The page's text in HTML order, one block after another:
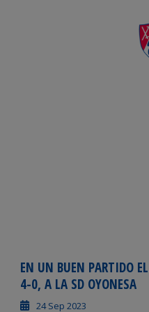
EN UN BUEN PARTIDO
4-0, A LA SD OYONESA
24 Sep 2023